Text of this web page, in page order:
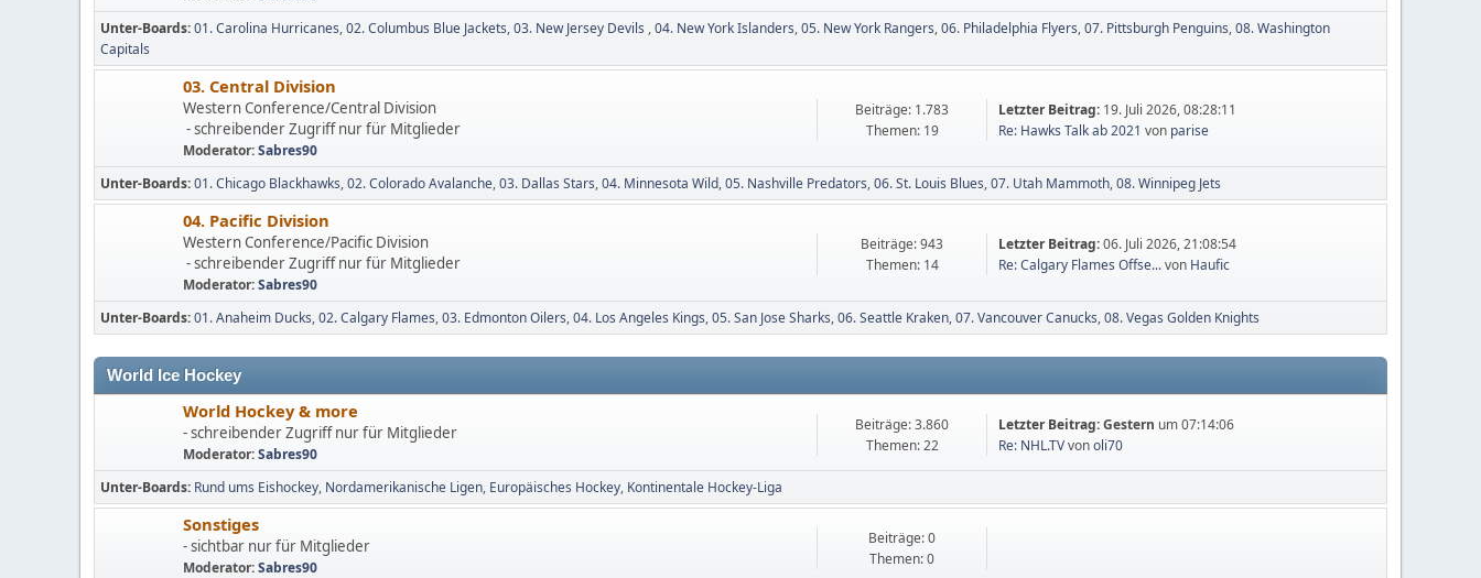
Unter-Boards 01. Carolina Hurricanes 02. Columbus Blue Jackets 03. New Jersey Devils 04. New York Islanders 05. New York Rangers 06. Philadelphia Flyers 07. Pittsburgh Penguins 08. Washington
Capitals
03. Central Division
Western Conference/Central Division
- schreibender Zugriff nur für Mitglieder
Moderator:Sabres90
Beiträge: 1.783
Themen: 19
Letzter Beitrag: 19. Juli 2026, 08:28:11
Re: Hawks Talk ab 2021 von parise
Unter-Boards 01. Chicago Blackhawks 02. Colorado Avalanche 03. Dallas Stars 04. Minnesota Wild 05. Nashville Predators 06. St. Louis Blues 07. Utah Mammoth 08. Winnipeg Jets
04. Pacific Division
Western Conference/Pacific Division
- schreibender Zugriff nur für Mitglieder
Moderator:Sabres90
Beiträge: 943
Themen: 14
Letzter Beitrag:06. Juli 2026, 21:08:54
Re: Calgary Flames Offse...von Haufic
Unter-Boards 01. Anaheim Ducks 02. Calgary Flames 03. Edmonton Oilers 04. Los Angeles Kings 05. San Jose Sharks 06. Seattle Kraken 07. Vancouver Canucks 08. Vegas Golden Knights
World Ice Hockey
World Hockey & more
- schreibender Zugriff nur für Mitglieder
Moderator:Sabres90
Beiträge: 3.860
Themen: 22
Letzter Beitrag:Gestern um 07:14:06
Re: NHL.TVvonoli70
Unter-Boards Rund ums Eishockey Nordamerikanische Ligen Europäisches Hockey Kontinentale Hockey-Liga
Sonstiges
- sichtbar nur für Mitglieder
Moderator:Sabres90
Beiträge: 0
Themen: 0